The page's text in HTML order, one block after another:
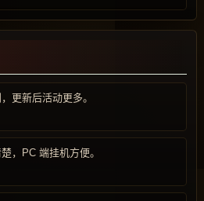
更新后活动更多。
，PC 端挂机方便。